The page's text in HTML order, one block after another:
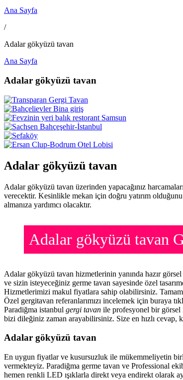
Ana Sayfa
/
Adalar gökyüzü tavan
Ana Sayfa
Adalar gökyüzü tavan
Adalar gökyüzü tavan
Adalar gökyüzü tavan üzerinden yapacağınız
verecektir. Kesinlikle mekan için doğru yatırım
almanıza yardımcı olacaktır.
Adalar gökyüzü tavan
Adalar gökyüzü tavan hizmetlerinin yanında hazır
ve sizin isteyeceğiniz germe tavan sayesinde özel
Hizmetlerimizi makul fiyatlara sahip olabilirsiniz.
Özel gergitavan referanlarımızı incelemek için buraya
Paradiğma istanbul gergi tavan ile profesyonel bir görsel
bizi dileğiniz zaman arayabilirsiniz. Size en hızlı cevap,
Adalar gökyüzü tavan
En uygun fiyatlar ve kusursuzluk ile mükemmeliyetin
vermekteyiz. Paradiğma germe tavan ve Professional
hemen renkli LED ışıklarla direkt veya endirekt olarak